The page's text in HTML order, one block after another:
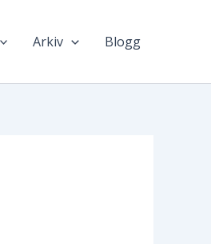
Arkiv Blogg